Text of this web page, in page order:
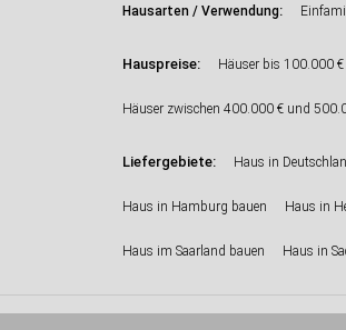
Hausarten / Verwendung:
Hauspreise: Häuser bis 100.000 €
Häuser zwischen 400.000 € und
Liefergebiete: Haus in
Haus in Hamburg bauen Haus in
Haus im Saarland bauen Haus in